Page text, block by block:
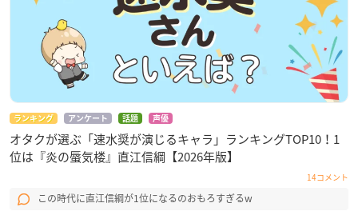
ランキング アンケート 話題 声優
オタクが選ぶ「速水奨が演じるキャラ」ランキングTOP10！1
位は『炎の蜃気楼』直江信綱【2026年版】
14コメント
この時代に直江信綱が1位になるのおもろすぎるw